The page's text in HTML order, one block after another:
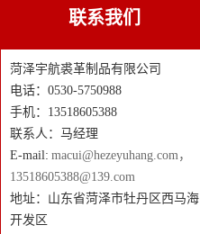
联系我们
菏泽宇航裘革制品有限公司
电话：0530-5750988
手机：13518605388
联系人：马经理
E-mail: macui@hezeyuhang.com，
13518605388@139.com
地址：山东省菏泽市牡丹区西马海
开发区